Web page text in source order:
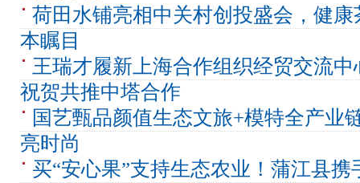
荷田水铺亮相中关村创投盛会，健
本瞩目
王瑞才履新上海合作组织经贸交流
祝贺共推中塔合作
国艺甄品颜值生态文旅+模特全产业
亮时尚
买“安心果”支持生态农业！蒲江县